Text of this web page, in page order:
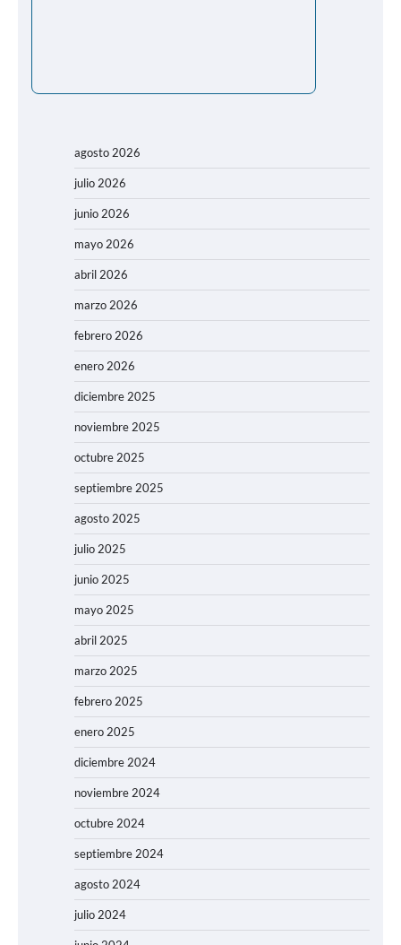
agosto 2026
julio 2026
junio 2026
mayo 2026
abril 2026
marzo 2026
febrero 2026
enero 2026
diciembre 2025
noviembre 2025
octubre 2025
septiembre 2025
agosto 2025
julio 2025
junio 2025
mayo 2025
abril 2025
marzo 2025
febrero 2025
enero 2025
diciembre 2024
noviembre 2024
octubre 2024
septiembre 2024
agosto 2024
julio 2024